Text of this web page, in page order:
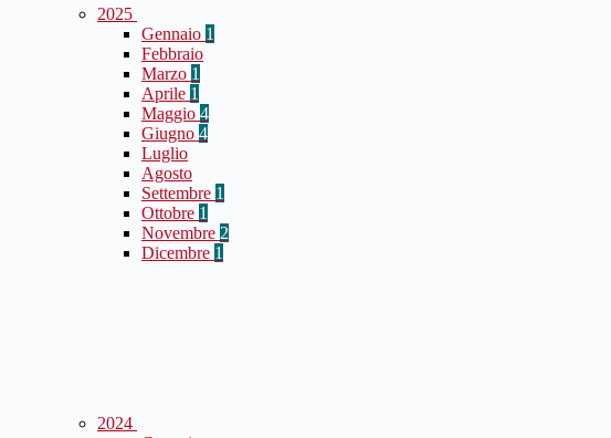
2025
Gennaio 1
Febbraio
Marzo 1
Aprile 1
Maggio 4
Giugno 4
Luglio
Agosto
Settembre 1
Ottobre 1
Novembre 2
Dicembre 1
2024